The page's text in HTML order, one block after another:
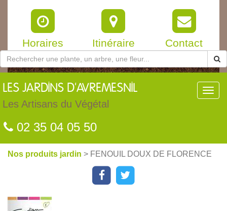
Horaires Itinéraire Contact
LES JARDINS D'AVREMESNIL
Les Artisans du Végétal
02 35 04 05 50
Nos produits jardin > FENOUIL DOUX DE FLORENCE